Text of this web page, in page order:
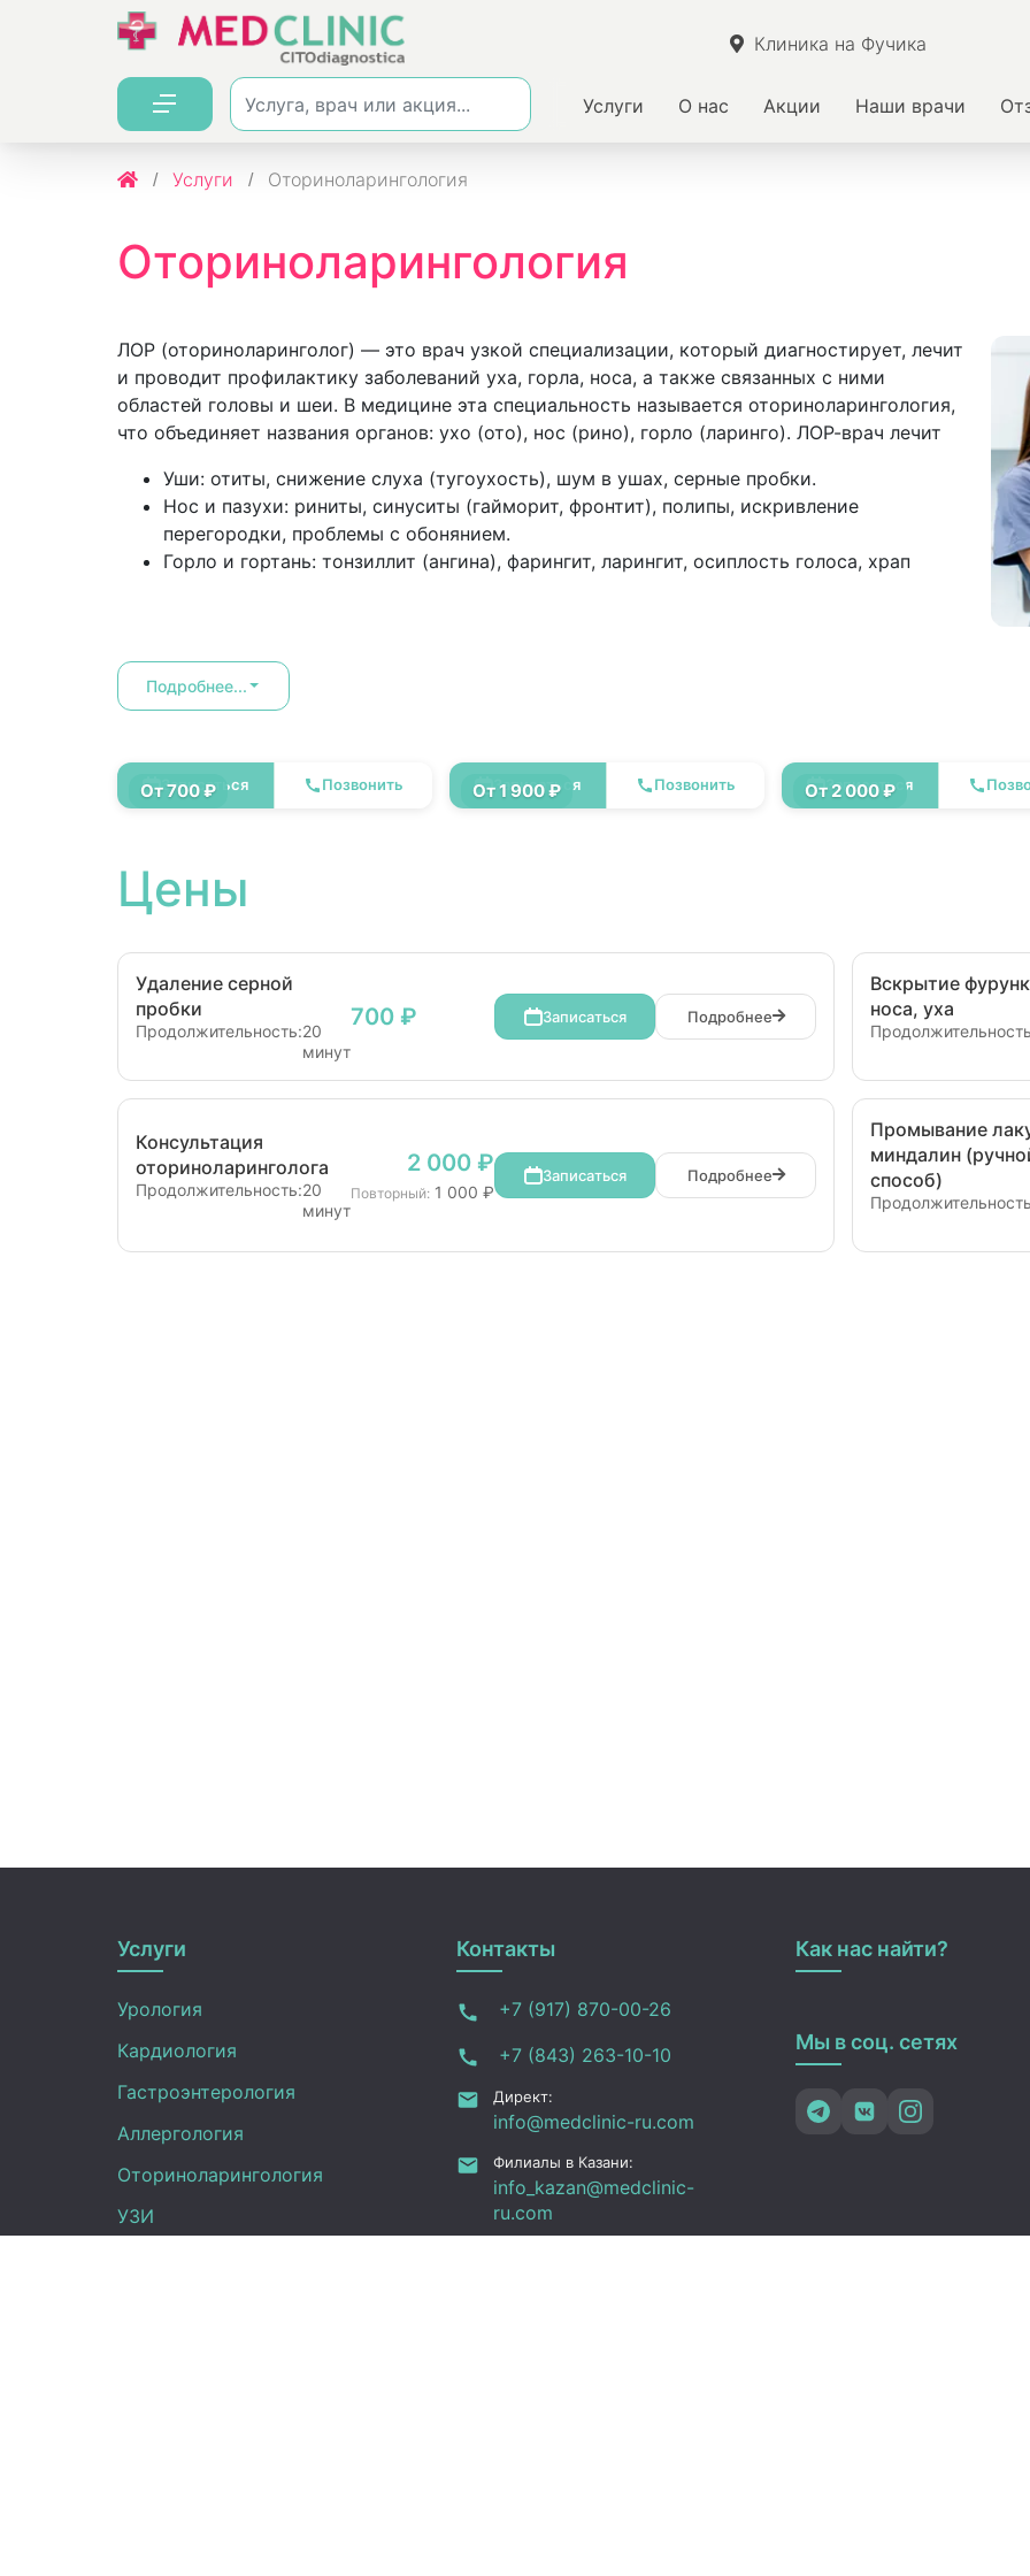
Клиника на Фучика
Услуги О нас Акции Наши врачи
Услуги Оториноларингология
Оториноларингология
ЛОР (оториноларинголог) — это врач узкой специализации, который диагностирует, лечит
и проводит профилактику заболеваний уха, горла, носа, а также связанных с ними
областей головы и шеи. В медицине эта специальность называется оториноларингология,
что объединяет названия органов: ухо (ото), нос (рино), горло (ларинго). ЛОР-врач лечит
Уши: отиты, снижение слуха (тугоухость), шум в ушах, серные пробки.
Нос и пазухи: риниты, синуситы (гайморит, фронтит), полипы, искривление
перегородки, проблемы с обонянием.
Горло и гортань: тонзиллит (ангина), фарингит, ларингит, осиплость голоса, храп
Подробнее...
От 700 ₽
Удаление серной пробки
Записаться Позвонить От 1 900 ₽
Вскрытие фурункула носа,
ухаЗаписаться Позвонить От 2 000 ₽
Консультация
оториноларинголога
Записаться
Цены
Удаление серной
пробки
Продолжительность:20
минут
700 ₽ Записаться Подробнее
Вскрытие
носа, уха
Консультация
оториноларинголога
Продолжительность:20
минут
2 000 ₽
Повторный: 1 000 ₽
Записаться Подробнее
Промывание
миндалин
способ)
Услуги
Урология
Кардиология
Гастроэнтерология
Аллергология
Оториноларингология
УЗИ
Контакты
+7 (917) 870-00-26
+7 (843) 263-10-10
Директ:
info@medclinic-ru.com
Филиалы в Казани:
info_kazan@medclinic-
ru.com
Как нас найти?
Мы в соц. сетях